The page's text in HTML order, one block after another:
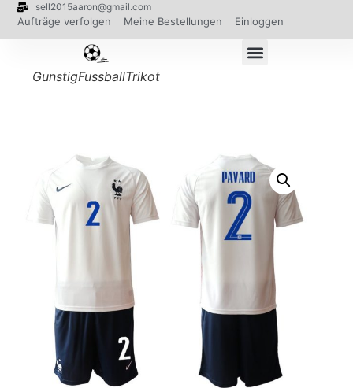
sell2015aaron@gmail.com
Aufträge verfolgen Meine Bestellungen Einloggen
GunstigFussballTrikot